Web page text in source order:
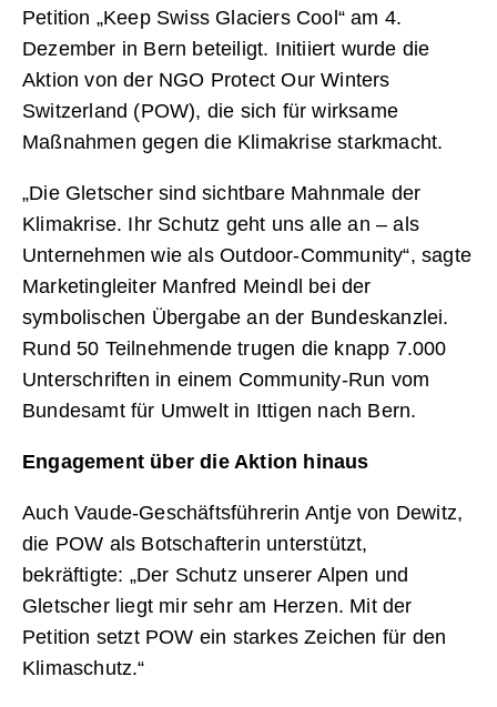
Petition „Keep Swiss Glaciers Cool“ am 4.
Dezember in Bern beteiligt. Initiiert wurde die
Aktion von der NGO Protect Our Winters
Switzerland (POW), die sich für wirksame
Maßnahmen gegen die Klimakrise starkmacht.
„Die Gletscher sind sichtbare Mahnmale der
Klimakrise. Ihr Schutz geht uns alle an – als
Unternehmen wie als Outdoor-Community“, sagte
Marketingleiter Manfred Meindl bei der
symbolischen Übergabe an der Bundeskanzlei.
Rund 50 Teilnehmende trugen die knapp 7.000
Unterschriften in einem Community-Run vom
Bundesamt für Umwelt in Ittigen nach Bern.
Engagement über die Aktion hinaus
Auch Vaude-Geschäftsführerin Antje von Dewitz,
die POW als Botschafterin unterstützt,
bekräftigte: „Der Schutz unserer Alpen und
Gletscher liegt mir sehr am Herzen. Mit der
Petition setzt POW ein starkes Zeichen für den
Klimaschutz.“